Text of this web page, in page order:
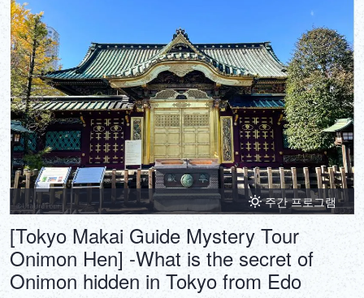
주간 프로그램
[Tokyo Makai Guide Mystery Tour
Onimon Hen] -What is the secret of
Onimon hidden in Tokyo from Edo